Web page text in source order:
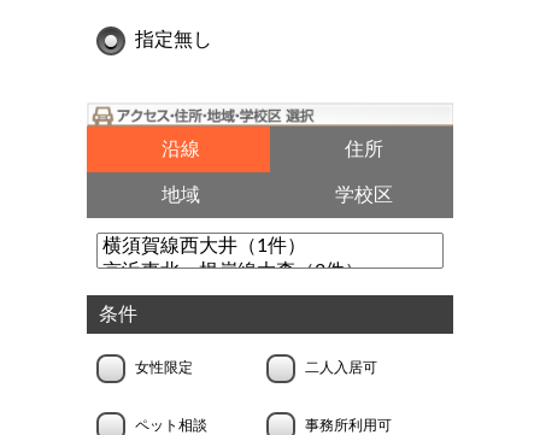
指定無し
沿線 住所
地域 学校区
条件
女性限定 二人入居可
ペット相談 事務所利用可